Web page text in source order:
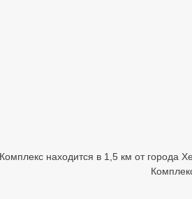
Комплекс находится в 1,5 км от города